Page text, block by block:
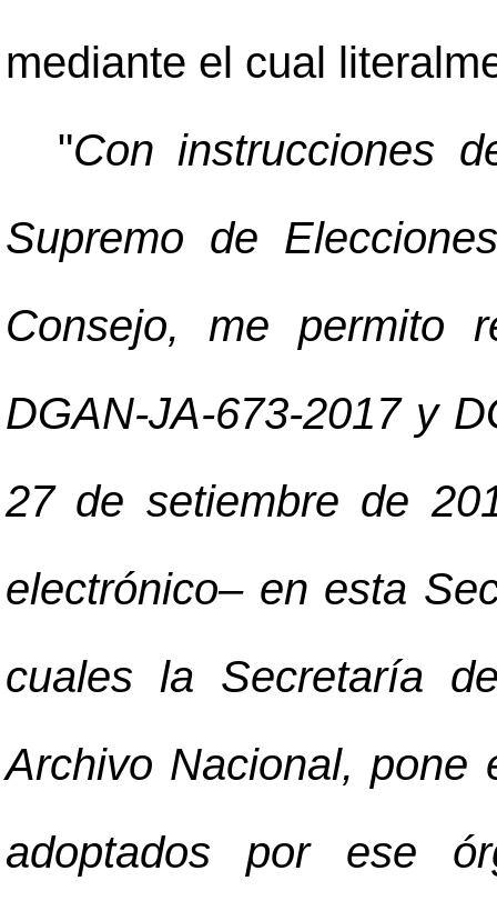
mediante el cual
"Con instrucciones
Supremo de
Consejo, me permito
DGAN-JA-673-2017 y
27 de setiembre de
electrónico–en esta
cuales la Secretaría
Archivo Nacional, pone
adoptados por ese